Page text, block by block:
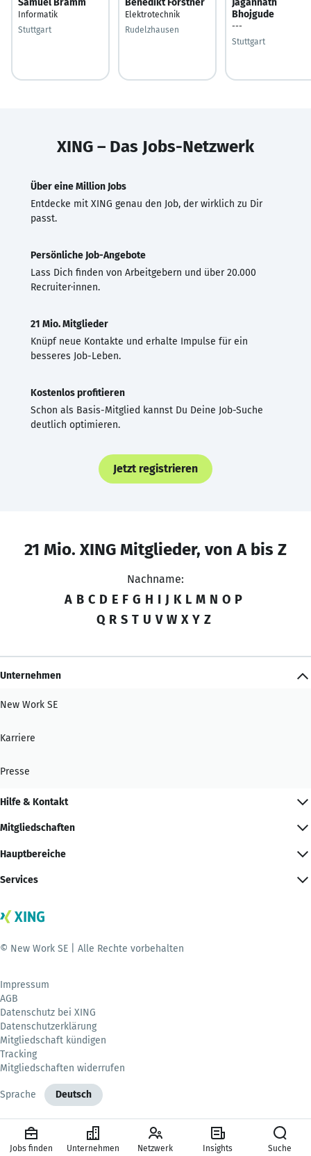
Informatik
Stuttgart
Elektrotechnik
Rudelzhausen
Bhojgude
---
Stuttgart
XING – Das Jobs-Netzwerk
Über eine Million Jobs
Entdecke mit XING genau den Job, der wirklich zu Dir
passt.
Persönliche Job-Angebote
Lass Dich finden von Arbeitgebern und über 20.000
Recruiter·innen.
21 Mio. Mitglieder
Knüpf neue Kontakte und erhalte Impulse für ein
besseres Job-Leben.
Kostenlos profitieren
Schon als Basis-Mitglied kannst Du Deine Job-Suche
deutlich optimieren.
Jetzt registrieren
21 Mio. XING Mitglieder, von A bis Z
Nachname:
A B C D E F G H I J K L M N O P
Q R S T U V W X Y Z
Unternehmen
New Work SE
Karriere
Presse
Hilfe & Kontakt
Mitgliedschaften
Hauptbereiche
Services
© New Work SE | Alle Rechte vorbehalten
Impressum
AGB
Datenschutz bei XING
Datenschutzerklärung
Mitgliedschaft kündigen
Tracking
Mitgliedschaften widerrufen
Sprache Deutsch
Jobs finden Unternehmen Netzwerk Insights Suche